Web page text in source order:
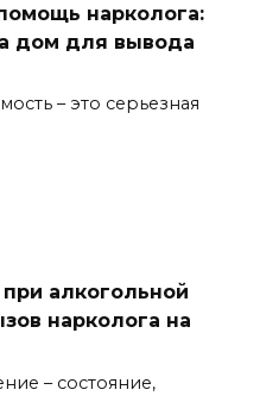
нарколога:
дом для вывода
– это серьезная
алкогольной
нарколога на
– состояние,